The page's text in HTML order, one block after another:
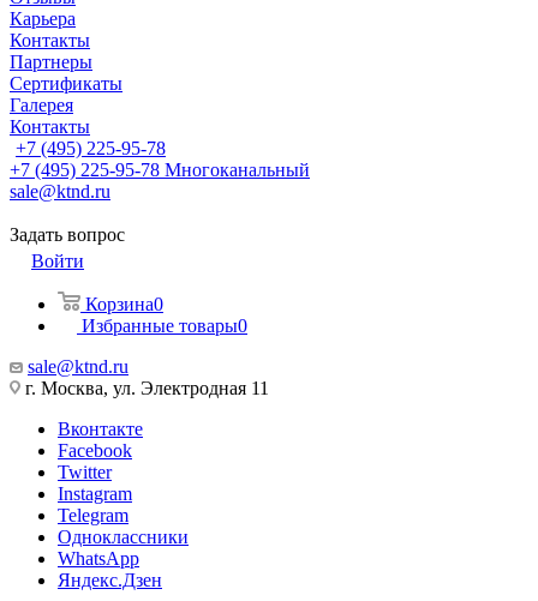
Карьера
Контакты
Партнеры
Сертификаты
Галерея
Контакты
+7 (495) 225-95-78
+7 (495) 225-95-78 Многоканальный
sale@ktnd.ru
Задать вопрос
Войти
Корзина0
Избранные товары0
sale@ktnd.ru
г. Москва, ул. Электродная 11
Вконтакте
Facebook
Twitter
Instagram
Telegram
Одноклассники
WhatsApp
Яндекс.Дзен